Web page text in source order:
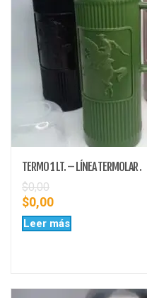
TERMO 1 LT. – LÍNEA TERMOLAR .
$0,00
$0,00
Leer más